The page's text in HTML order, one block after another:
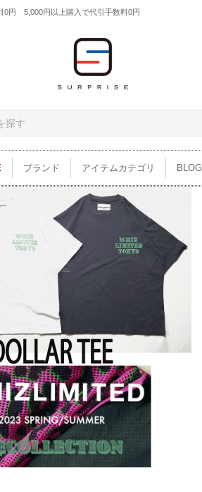
0円 5,000円以上購入で代引手数料0円
ブランド アイテムカテゴリ BLOG